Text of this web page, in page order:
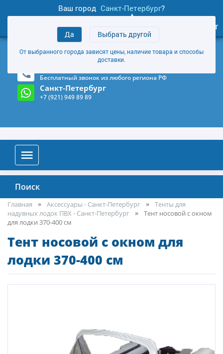
Ваш город Санкт-Петербург?
Да Выбрать другой
От выбранного города зависят цены, наличие товара и способы
доставки.
товаров
Личный кабинет
+7 (921) 949 89 89
Магазин и склад в Санкт-Петербурге (Карта)
Бесплатный звонок из любого региона РФ
Санкт-Петербург
+7 (921) 949 89 89
Поиск
Главная Аксессуары - Санкт-Петербург
Тенты для
надувных лодок ПВХ - Санкт-Петербург
Тент носовой с окном
для лодки 370-400 см
Тент носовой с окном для
лодки 370-400 см